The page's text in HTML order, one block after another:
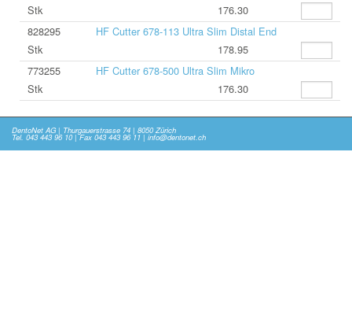
Stk
176.30
828295
HF Cutter 678-113 Ultra Slim Distal End
Stk
178.95
773255
HF Cutter 678-500 Ultra Slim Mikro
Stk
176.30
DentoNet AG | Thurgauerstrasse 74 | 8050 Zürich
Tel. 043 443 96 10 | Fax 043 443 96 11 | info@dentonet.ch